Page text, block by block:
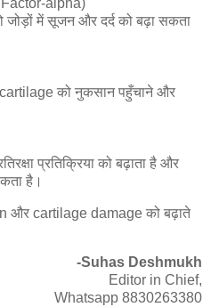
जोड़ों में सूजन और दर्द को बढ़ा सकता
को नुकसान पहुँचाने और
प्रतिक्रिया को बढ़ाता है और
है।
और cartilage damage को बढ़ाते
-Suhas Deshmukh
Editor in Chief,
Whatsapp 8830263380